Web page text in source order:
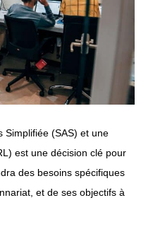
Simplifiée (SAS) et une
est une décision clé pour
des besoins spécifiques
et de ses objectifs à